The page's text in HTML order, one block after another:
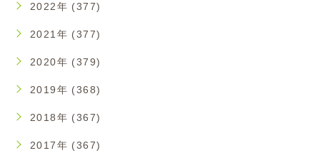
2022年 (377)
2021年 (377)
2020年 (379)
2019年 (368)
2018年 (367)
2017年 (367)